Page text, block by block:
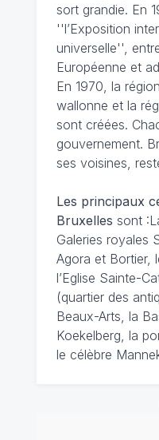
sort grandie. En
''l’Exposition
universelle'',
Européenne et
En 1970, la
wallonne et la
sont créées.
gouvernement.
ses voisines,
Les principaux
Bruxelles sont
Galeries royales
Agora et Bortier,
l’Eglise Sainte-
(quartier des
Beaux-Arts, la
Koekelberg, la
le célèbre